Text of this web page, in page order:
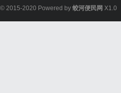
© 2015-2020 Powered by 蛟河便民网 X1.0